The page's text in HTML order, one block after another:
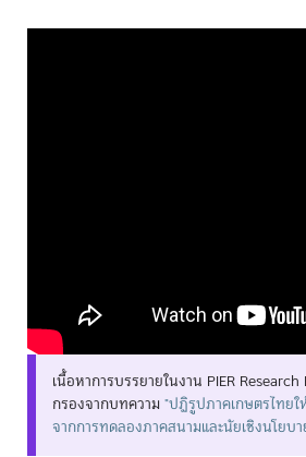
เนื้อหาการบรรยายในงาน PIER
กรองจากบทความ"ปฏิรูปภาคเกษตรไทย
จากการทดลองภาคสนามและนัยเชิงนโยบ